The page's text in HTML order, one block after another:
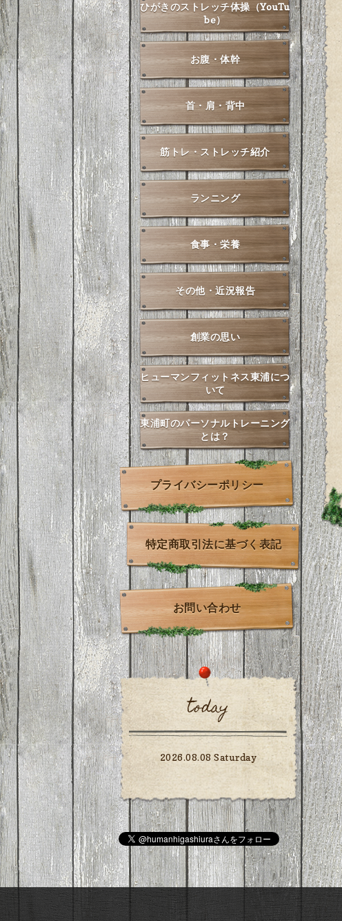
ひがきのストレッチ体操（YouTu
be）
お腹・体幹
首・肩・背中
筋トレ・ストレッチ紹介
ランニング
食事・栄養
その他・近況報告
創業の思い
ヒューマンフィットネス東浦につ
いて
東浦町のパーソナルトレーニング
とは？
プライバシーポリシー
特定商取引法に基づく表記
お問い合わせ
today
2026.08.08 Saturday